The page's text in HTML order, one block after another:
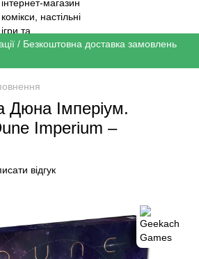
/ Безкоштовна доставка замовлень
Дюна Імперіум.
Imperium –
відгук